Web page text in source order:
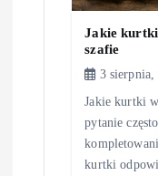
Jakie
szafie
3 sierpnia,
Jakie kurtki
pytanie
kurtki